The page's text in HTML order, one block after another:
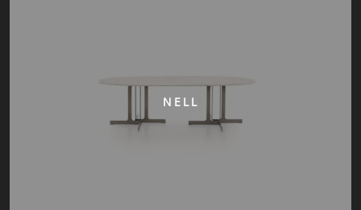
NELL